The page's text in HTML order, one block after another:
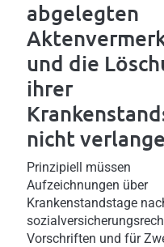
abgelegten
und die
ihrer
nicht
Prinzipiell müssen
Aufzeichnungen über
Krankenstandstage
Vorschriften und für